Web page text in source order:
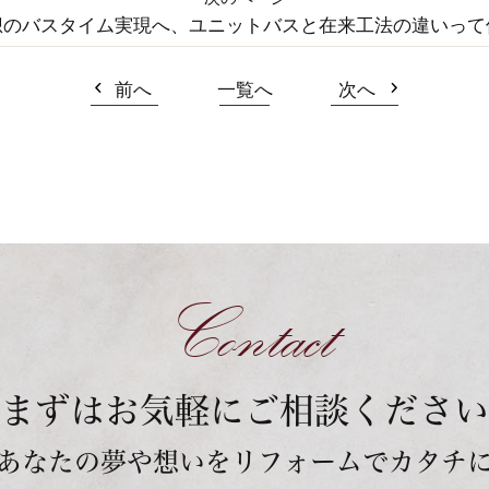
バスタイム実現へ、ユニットバスと在来工法の違いっ
前へ 一覧へ 次へ
Contact
まずはお気軽にご相談ください
なたの夢や想いをリフォームでカタチ